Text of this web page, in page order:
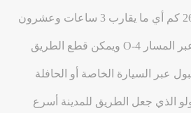
وإسطنبول بنحو 264 كم أي ما يقارب 3 ساعات وعشرون
دقيقة من السفر عبر المسار O-4 ويمكن قطع الطريق
عبر السيارة الخاصة أو الحافلة
الذي جعل الطريق للمدينة أسرع